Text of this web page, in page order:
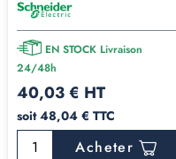
EN STOCK Livraison
24/48h
40,03 € HT
soit 48,04 € TTC
Acheter